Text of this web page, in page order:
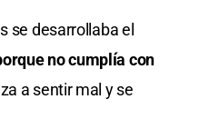
se desarrollaba el
no cumplía con
a sentir mal y se